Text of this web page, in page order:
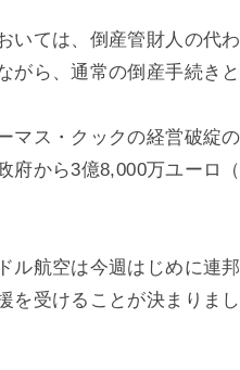
いては、倒産管財人の代
がら、通常の倒産手続き
マス・クックの経営破綻
府から3億8,000万ユーロ
ル航空は今週はじめに連
を受けることが決まりまし